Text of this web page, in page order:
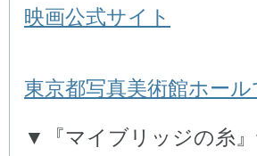
映画公式サイト
東京都写真美術館ホー
▼『マイブリッジの糸